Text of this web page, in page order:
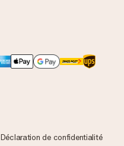
Déclaration de confidentialité